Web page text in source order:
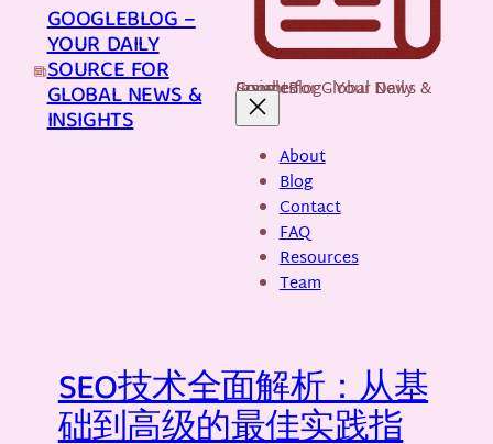
GOOGLEBLOG –
YOUR DAILY
SOURCE FOR
GLOBAL NEWS &
INSIGHTS
GoogleBlog - Your Daily Source for Global News & Insights
About
Blog
Contact
FAQ
Resources
Team
SEO技术全面解析：从基
础到高级的最佳实践指